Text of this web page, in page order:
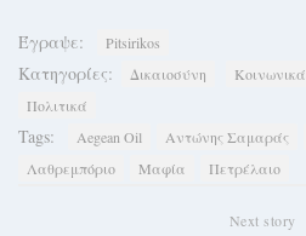
Έγραψε: Pitsirikos
Κατηγορίες: Δικαιοσύνη Κοινωνικά
Πολιτικά
Tags: Aegean Oil Αντώνης Σαμαράς
Λαθρεμπόριο
Μαφία Πετρέλαιο
Next story